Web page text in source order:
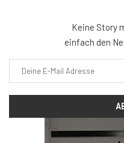
Keine Story
einfach den